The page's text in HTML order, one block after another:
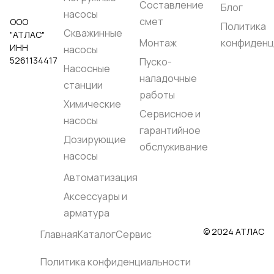
ООО
"АТЛАС"
ИНН
5261134417
насосы
Скважинные
насосы
Насосные
станции
Химические
насосы
Дозирующие
насосы
Автоматизация
Аксессуары и
арматура
Составление
смет
Монтаж
Пуско-
наладочные
работы
Сервисное и
гарантийное
обслуживание
Блог
Политика
ГлавнаяКаталогСервис
Политика конфиденциальности
© 2024 АТЛАС